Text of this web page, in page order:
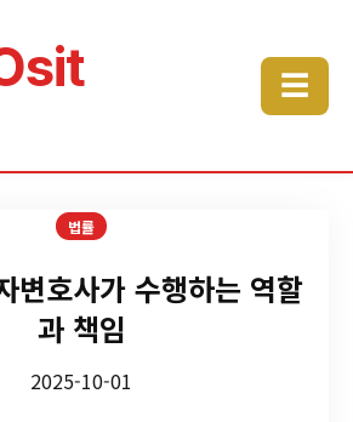
☰
법률
변호사가 수행하는 역할
과 책임
2025-10-01